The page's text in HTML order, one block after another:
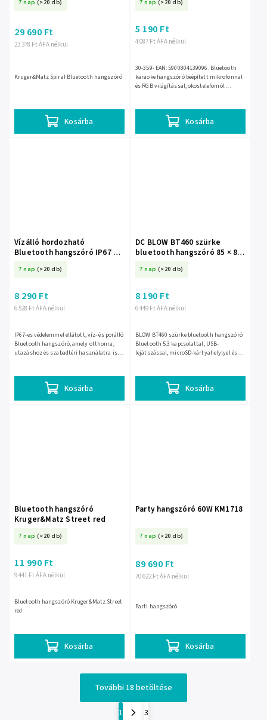
7 nap (>20 db)
23 378 Ft ÁFA nélkül
29 690 Ft
Kosárba
Kruger&Matz Spiral Bluetooth hangszóró
7 nap (>20 db)
4 087 Ft ÁFA nélkül
5 190 Ft
Kosárba
30-359- EAN: 5900804139096. Bluetooth
karaoke hangszóró beépített mikrofonnal
és RGB világítással; okostelefonról
Vízálló hordozható
Bluetooth hangszóró IP67 –
7 nap (>20 db)
6 528 Ft ÁFA nélkül
8 290 Ft
Kosárba
IP67-es védelemmel ellátott, víz- és porálló
Bluetooth hangszóró, amely otthonra,
utazáshoz és szabadtéri használatra is
DC BLOW BT460 szürke
bluetooth hangszóró 85 × 80
7 nap (>20 db)
6 449 Ft ÁFA nélkül
8 190 Ft
Kosárba
BLOW BT460 szürke bluetooth hangszóró
Bluetooth 5.3 kapcsolattal, USB-
lejátszással, microSD-kártyahelylyel és
Bluetooth hangszóró
Kruger&Matz Street red
7 nap (>20 db)
9 441 Ft ÁFA nélkül
11 990 Ft
Kosárba
Bluetooth hangszóró Kruger&Matz Street
red
Party hangszóró 60W KM1718
7 nap (>20 db)
70 622 Ft ÁFA nélkül
89 690 Ft
Kosárba
Parti hangszóró
További 18 betöltése
1
3